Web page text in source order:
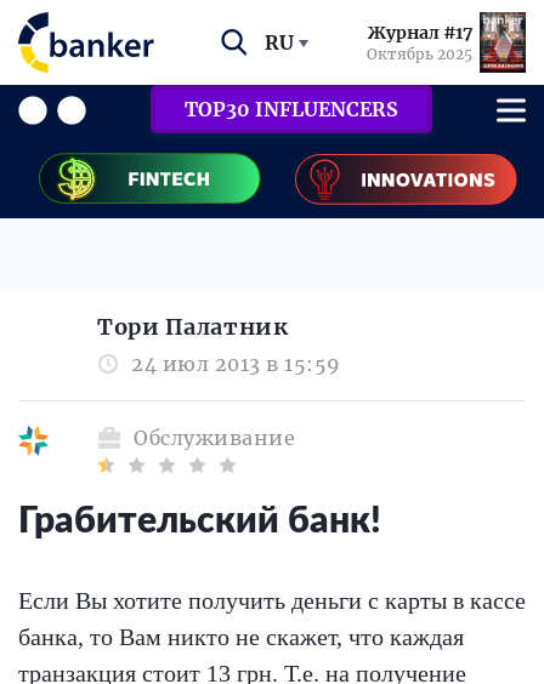
RU Журнал #17
Октябрь 2025
TOP30 INFLUENCERS
Toри Палатник
24 июл 2013 в 15:59
Обслуживание
Грабительский банк!
Если Вы хотите получить деньги с карты в кассе
банка, то Вам никто не скажет, что каждая
транзакция стоит 13 грн. Т.е. на получение